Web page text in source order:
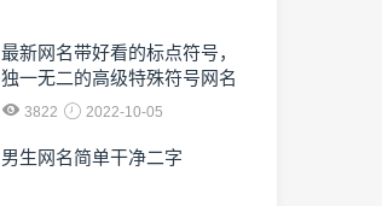
最新网名带好看的标点符号，
独一无二的高级特殊符号网名
3822 2022-10-05
男生网名简单干净二字